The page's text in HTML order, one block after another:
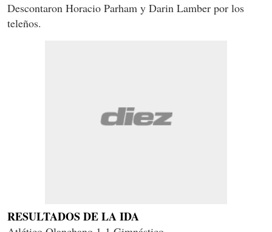
Descontaron Horacio Parham y Darin Lamber por los
teleños.
RESULTADOS DE LA IDA